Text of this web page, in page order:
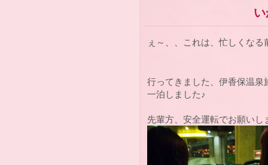
ぇ～、、これは、忙しくな
行ってきました、伊香保温
一泊しました♪
先輩方、安全運転でお願いし